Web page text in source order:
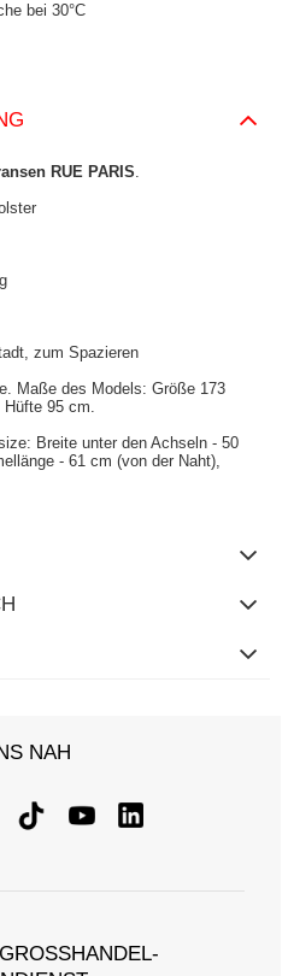
bei 30°C
RUE PARIS.
zum Spazieren
Maße des Models: Größe 173
95 cm.
Breite unter den Achseln - 50
- 61 cm (von der Naht),
NAH
K